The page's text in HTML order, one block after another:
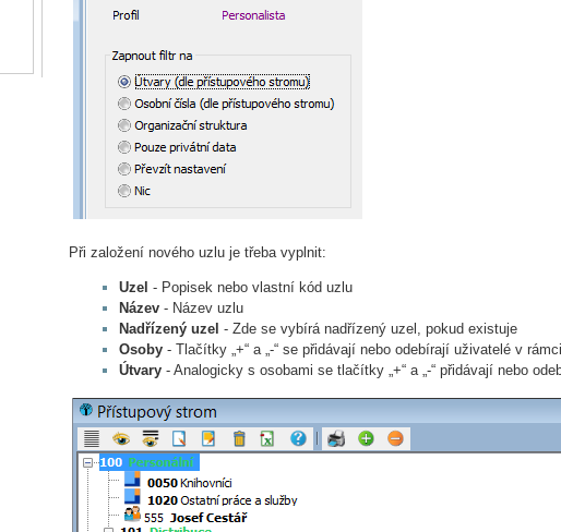
Při založení nového uzlu je třeba vyplnit:
Uzel - Popisek nebo vlastní kód uzlu
Název- Název uzlu
Nadřízený uzel - Zde se vybírá nadřízený uzel, pokud existuje
Osoby- Tlačítky „+“ a „-“ se přidávají nebo odebírají uživatelé v
Útvary- Analogicky s osobami se tlačítky „+“ a „-“ přidávají nebo